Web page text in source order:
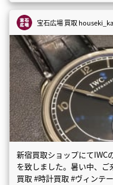
宝石広場 買取
新宿買取ショップにてIWC
を致しました。暑い中、
買取 #時計買取 #ヴィンテ